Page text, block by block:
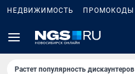
НЕДВИЖИМОСТЬ ПРОМОКОДЫ
Растет популярность дискаунтеров